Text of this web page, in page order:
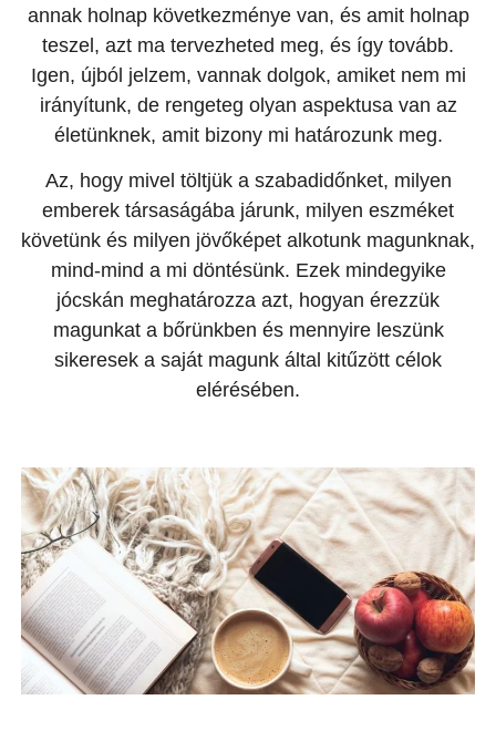
annak holnap következménye van, és amit holnap
teszel, azt ma tervezheted meg, és így tovább.
Igen, újból jelzem, vannak dolgok, amiket nem mi
irányítunk, de rengeteg olyan aspektusa van az
életünknek, amit bizony mi határozunk meg.
Az, hogy mivel töltjük a szabadidőnket, milyen
emberek társaságába járunk, milyen eszméket
követünk és milyen jövőképet alkotunk magunknak,
mind-mind a mi döntésünk. Ezek mindegyike
jócskán meghatározza azt, hogyan érezzük
magunkat a bőrünkben és mennyire leszünk
sikeresek a saját magunk által kitűzött célok
elérésében.